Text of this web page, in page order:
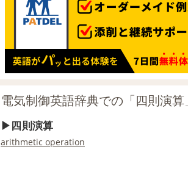
電気制御英語辞典での「四則演
四則演算
arithmetic operation